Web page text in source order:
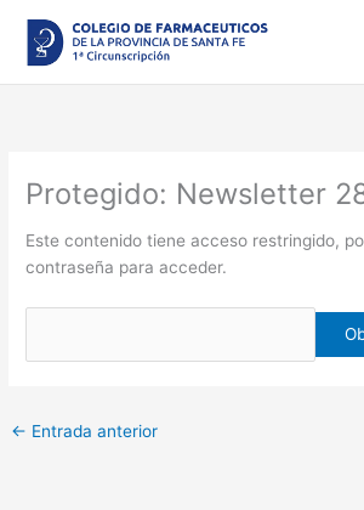
contenido
Protegido: Newsletter
Este contenido tiene acceso restringido,
contraseña para acceder.
← Entrada anterior